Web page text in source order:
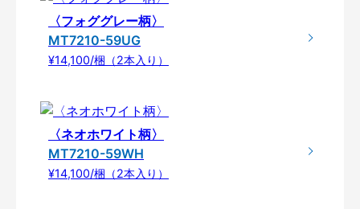
〈フォググレー柄〉
MT7210-59UG
¥14,100/梱（2本入り）
〈ネオホワイト柄〉
MT7210-59WH
¥14,100/梱（2本入り）